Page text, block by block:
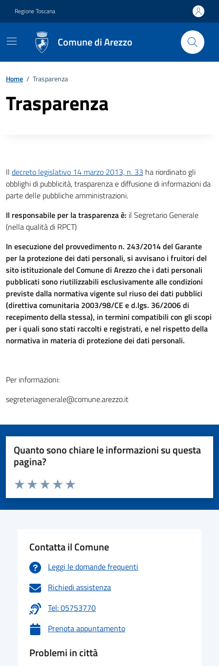
Regione Toscana
Comune di Arezzo
Home / Trasparenza
Trasparenza
Il decreto legislativo 14 marzo 2013, n. 33 ha riordinato gli
obblighi di pubblicità, trasparenza e diffusione di informazioni da
parte delle pubbliche amministrazioni.
Il responsabile per la trasparenza è: il Segretario Generale
(nella qualità di RPCT)
In esecuzione del provvedimento n. 243/2014 del Garante
per la protezione dei dati personali, si avvisano i fruitori del
sito istituzionale del Comune di Arezzo che i dati personali
pubblicati sono riutilizzabili esclusivamente alle condizioni
previste dalla normativa vigente sul riuso dei dati pubblici
(direttiva comunitaria 2003/98/CE e d.lgs. 36/2006 di
recepimento della stessa), in termini compatibili con gli scopi
per i quali sono stati raccolti e registrati, e nel rispetto della
normativa in materia di protezione dei dati personali.
Per informazioni:
segreteriagenerale@comune.arezzo.it
Quanto sono chiare le informazioni su questa
pagina?
Valuta da 1 a 5 stelle la pagina
Valuta 5 stelle su 5
Valuta 4 stelle su 5
Valuta 3 stelle su 5
Valuta 2 stelle su 5
Valuta 1 stelle su 5
Contatta il Comune
Leggi le domande frequenti
Richiedi assistenza
Tel: 05753770
Prenota appuntamento
Problemi in città